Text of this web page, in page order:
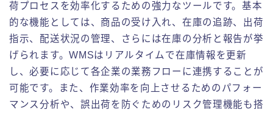
荷プロセスを効率化するための強力なツールです。基本
的な機能としては、商品の受け入れ、在庫の追跡、出荷
指示、配送状況の管理、さらには在庫の分析と報告が挙
げられます。WMSはリアルタイムで在庫情報を更新
し、必要に応じて各企業の業務フローに連携することが
可能です。また、作業効率を向上させるためのパフォー
マンス分析や、誤出荷を防ぐためのリスク管理機能も搭